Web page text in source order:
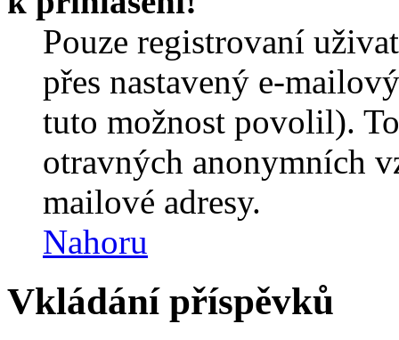
Pouze registrovaní
přes nastavený e-
tuto možnost povolil).
otravných anonymních
mailové adresy.
Nahoru
Vkládání příspěvků